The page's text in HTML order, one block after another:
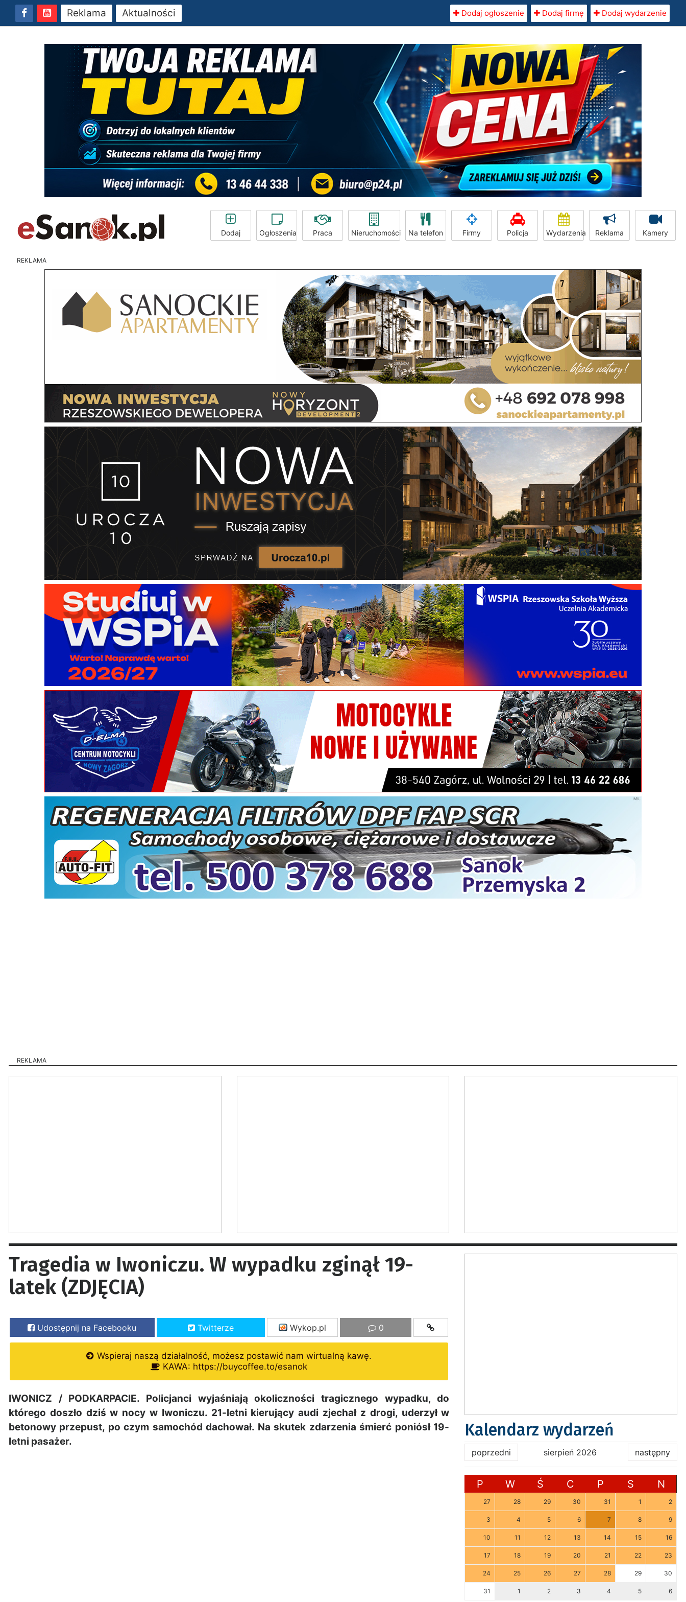
Reklama Aktualności Dodaj ogłoszenie Dodaj firmę Dodaj wydarzenie
Dodaj Ogłoszenia Praca Nieruchomości Na telefon Firmy Policja Wydarzenia Reklama Kamery
REKLAMA
REKLAMA
Tragedia w Iwoniczu. W wypadku zginął 19-
latek (ZDJĘCIA)
Udostępnij na Facebooku Twitterze Wykop.pl 0
Wspieraj naszą działalność, możesz postawić nam wirtualną kawę.
KAWA: https://buycoffee.to/esanok
IWONICZ / PODKARPACIE. Policjanci wyjaśniają okoliczności tragicznego wypadku, do
którego doszło dziś w nocy w Iwoniczu. 21-letni kierujący audi zjechał z drogi, uderzył w
betonowy przepust, po czym samochód dachował. Na skutek zdarzenia śmierć poniósł 19-
letni pasażer.
Kalendarz wydarzeń
poprzedni sierpień 2026 następny
P W Ś C P S N
27 28 29 30 31 1 2
3 4 5 6 7 8 9
10 11 12 13 14 15 16
17 18 19 20 21 22 23
24 25 26 27 28 29 30
31 1 2 3 4 5 6